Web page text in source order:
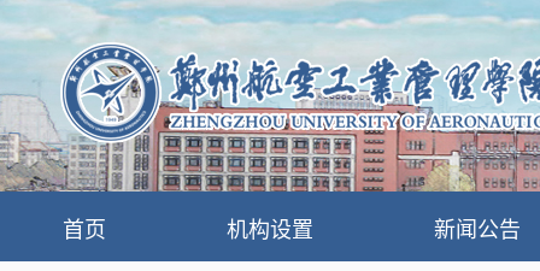
首页 机构设置 新闻公告